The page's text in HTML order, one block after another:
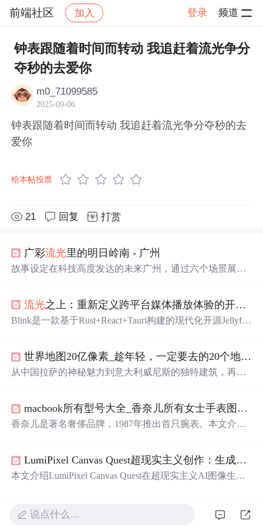
前端社区 加入 登录 频道
社区 前端社区 感慨 帖子详情
钟表跟随着时间而转动 我追赶着流光争分
夺秒的去爱你
m0_71099585
2025-09-06
钟表跟随着时间而转动 我追赶着流光争分夺秒的去
爱你
给本帖投票
21 回复 打赏
广彩流光里的明日岭南 - 广州
故事设定在科技高度发达的未来广州，通过六个场景展现
出传统与未来共生的奇幻画卷。
流光之上：重新定义跨平台媒体播放体验的开源革命
Blink是一款基于Rust+React+Tauri构建的现代化开源Jellyfin
全平台兼容、多设备进度同步、音频直通、自动帧率匹
配、Vim快捷键、自定义播放配置及Jellyfin服务器集群管理
世界地图20亿像素_趁年轻，一定要去的20个地方！再不疯狂你就老了！
从中国拉萨的神秘魅力到意大利威尼斯的独特建筑，再到
载着丰富的历史文化，是旅行者的理想目的地。
macbook所有型号大全_香奈儿所有女士手表图_香奈儿手表型号大全_香奈儿手表型号在哪看...
香奈儿是著名奢侈品牌，1987年推出首只腕表。本文介绍
手表发展历程，其腕表均由瑞士拉夏德芳的工厂制作。LumiPixel Canvas Quest超现实主义创作：生成融合自然与机械的赛博格人像
本文介绍LumiPixel Canvas Quest在超现实主义AI图像生成
水晶心脏祭司等），剖析三大技术亮点：有机融合机制、
说点什么…